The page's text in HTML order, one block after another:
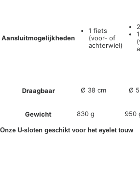
Aansluitmogelijkheden
1 fiets
(voor- of
achterwiel)
Draagbaar Ø 38 cm Ø
Gewicht 830 g 950
Onze U-sloten geschikt voor het eyelet touw